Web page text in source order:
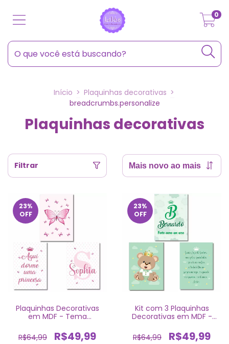
0
Início > Plaquinhas decorativas >
breadcrumbs.personalize
Plaquinhas decorativas
Filtrar
23%
OFF
Plaquinhas Decorativas
em MDF - Tema
R$64,99
R$49,99
23%
OFF
Kit com 3 Plaquinhas
Decorativas em MDF -
R$64,99
R$49,99